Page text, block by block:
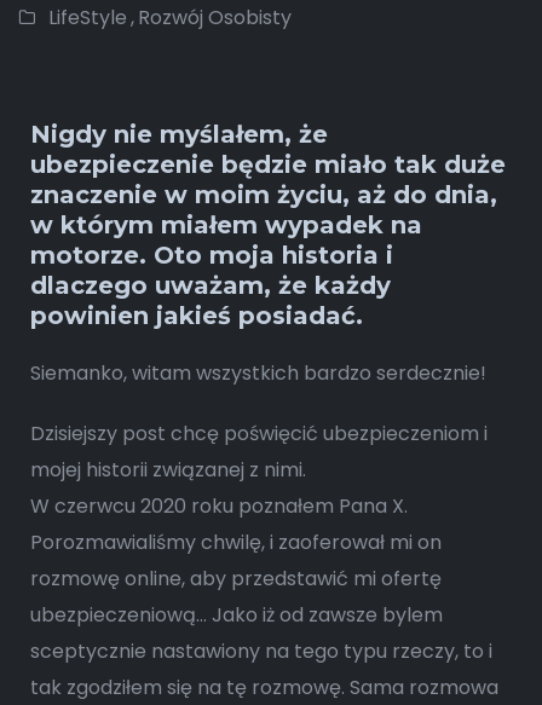
LifeStyle,Rozwój Osobisty
Nigdy nie myślałem, że
ubezpieczenie będzie miało tak duże
znaczenie w moim życiu, aż do dnia,
w którym miałem wypadek na
motorze. Oto moja historia i
dlaczego uważam, że każdy
powinien jakieś posiadać.
Siemanko, witam wszystkich bardzo serdecznie!
Dzisiejszy post chcę poświęcić ubezpieczeniom i
mojej historii związanej z nimi.
W czerwcu 2020 roku poznałem Pana X.
Porozmawialiśmy chwilę, i zaoferował mi on
rozmowę online, aby przedstawić mi ofertę
ubezpieczeniową… Jako iż od zawsze bylem
sceptycznie nastawiony na tego typu rzeczy, to i
tak zgodziłem się na tę rozmowę. Sama rozmowa